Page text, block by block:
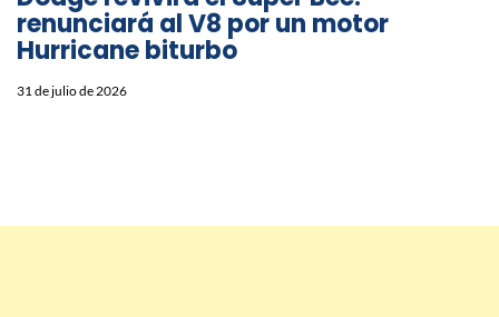
renunciará al V8 por un motor
Hurricane biturbo
31 de julio de 2026